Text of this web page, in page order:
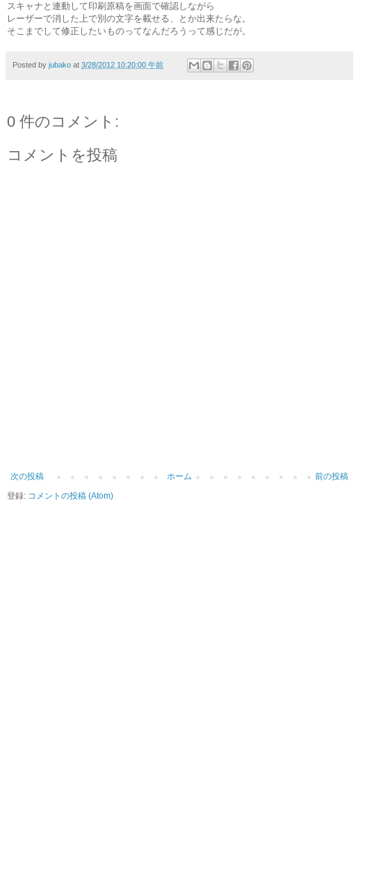
スキャナと連動して印刷原稿を画面で確認しながら
レーザーで消した上で別の文字を載せる、とか出来たらな。
そこまでして修正したいものってなんだろうって感じだが。
Posted by jubako at 3/28/2012 10:20:00 午前
0 件のコメント:
コメントを投稿
次の投稿 前の投稿
ホーム
登録: コメントの投稿 (Atom)